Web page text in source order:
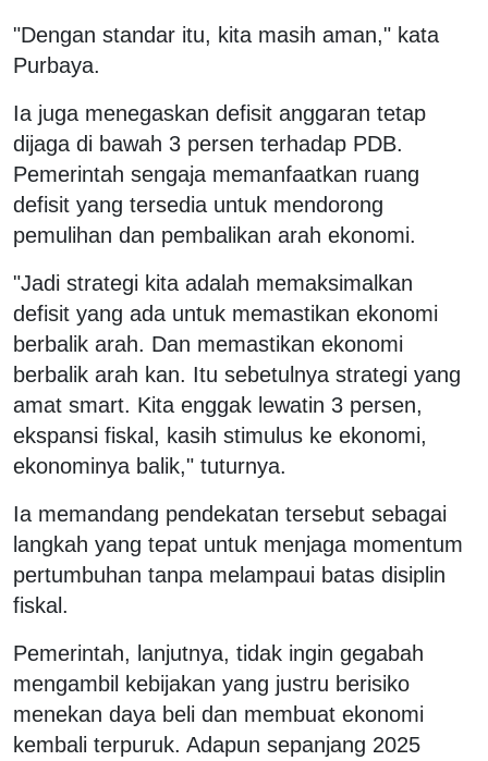
"Dengan standar itu, kita masih aman," kata
Purbaya.
Ia juga menegaskan defisit anggaran tetap
dijaga di bawah 3 persen terhadap PDB.
Pemerintah sengaja memanfaatkan ruang
defisit yang tersedia untuk mendorong
pemulihan dan pembalikan arah ekonomi.
"Jadi strategi kita adalah memaksimalkan
defisit yang ada untuk memastikan ekonomi
berbalik arah. Dan memastikan ekonomi
berbalik arah kan. Itu sebetulnya strategi yang
amat smart. Kita enggak lewatin 3 persen,
ekspansi fiskal, kasih stimulus ke ekonomi,
ekonominya balik," tuturnya.
Ia memandang pendekatan tersebut sebagai
langkah yang tepat untuk menjaga momentum
pertumbuhan tanpa melampaui batas disiplin
fiskal.
Pemerintah, lanjutnya, tidak ingin gegabah
mengambil kebijakan yang justru berisiko
menekan daya beli dan membuat ekonomi
kembali terpuruk. Adapun sepanjang 2025